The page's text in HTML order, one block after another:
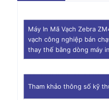
Máy In Mã Vạch Zebra
vạch công nghiệp bán
thay thế bằng dòng máy
Tham khảo thông số kỹ